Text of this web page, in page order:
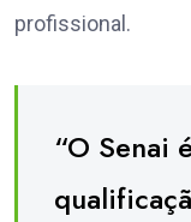
profissional.
“O Senai